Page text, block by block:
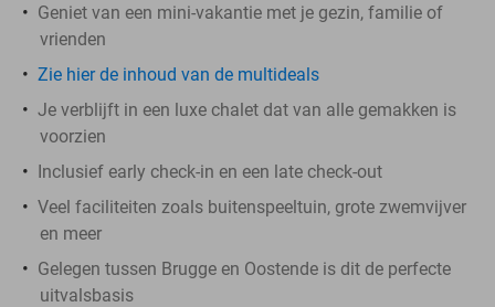
Geniet van een mini-vakantie met je gezin, familie of
vrienden
Zie hier de inhoud van de multideals
Je verblijft in een luxe chalet dat van alle gemakken is
voorzien
Inclusief early check-in en een late check-out
Veel faciliteiten zoals buitenspeeltuin, grote zwemvijver
en meer
Gelegen tussen Brugge en Oostende is dit de perfecte
uitvalsbasis